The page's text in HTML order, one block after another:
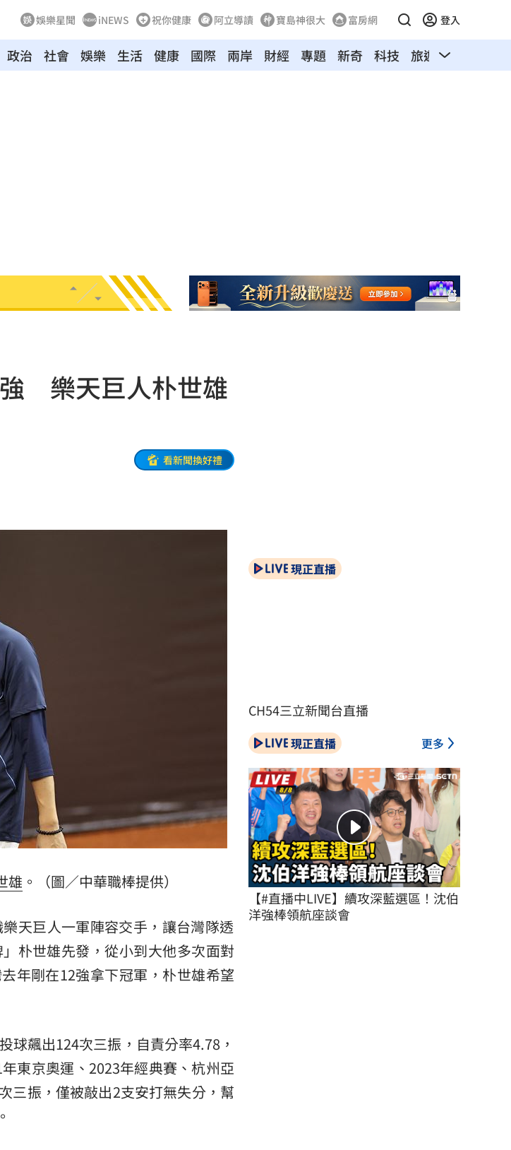
娛樂星聞 iNEWS 祝你健康 阿立導讀 寶島神很大 富房網 登入
政治 社會 娛樂 生活 健康 國際 兩岸 財經 專題 新奇 科技 旅遊 汽車
強 樂天巨人朴世雄
看新聞換好禮
雄 。（圖／中華職棒提供）
天巨人一軍陣容交手，讓台灣隊透
朴世雄先發，從小到大他多次面對
年剛在12強拿下冠軍，朴世雄希望
球飆出124次三振，自責分率4.78，
東京奧運、2023年經典賽、杭州亞
三振，僅被敲出2支安打無失分，幫
現正直播
CH54三立新聞台直播
現正直播 更多
【#直播中LIVE】續攻深藍選區！沈伯
洋強棒領航座談會